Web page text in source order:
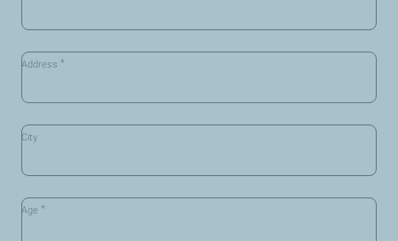
Address *
City
Age *